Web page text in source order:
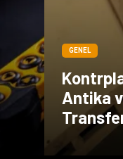
GENEL
Antika